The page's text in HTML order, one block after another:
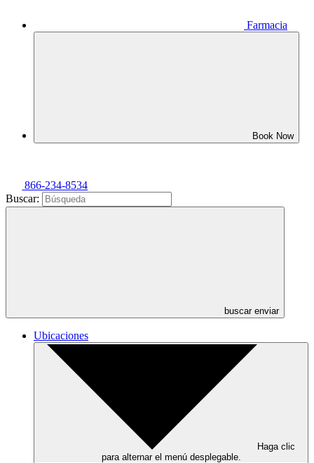
Farmacia
Book Now
866-234-8534
Buscar:
buscar enviar
Ubicaciones
Haga clic
para alternar el menú desplegable.